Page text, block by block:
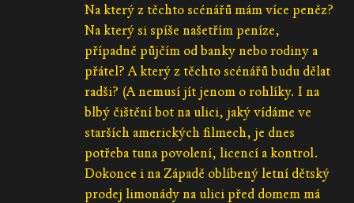
Na který z těchto scénářů mám více peněz?
Na který si spíše našetřím peníze,
případně půjčím od banky nebo rodiny a
přátel? A který z těchto scénářů budu dělat
radši? (A nemusí jít jenom o rohlíky. I na
blbý čištění bot na ulici, jaký vídáme ve
starších amerických filmech, je dnes
potřeba tuna povolení, licencí a kontrol.
Dokonce i na Západě oblíbený letní dětský
prodej limonády na ulici před domem má